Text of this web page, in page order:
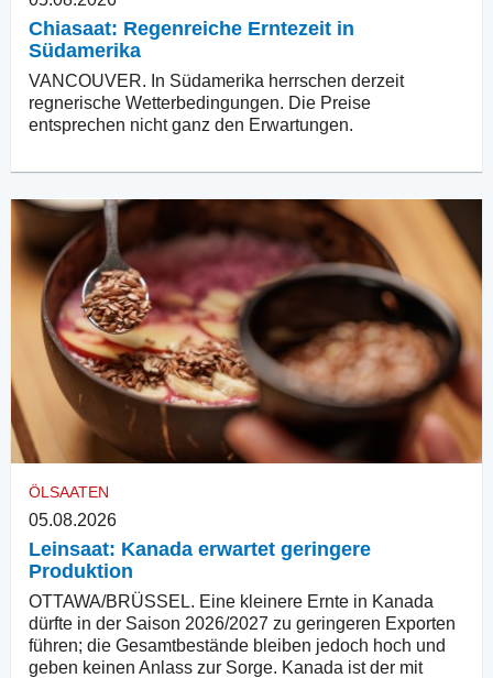
Chiasaat: Regenreiche Erntezeit in
Südamerika
VANCOUVER. In Südamerika herrschen derzeit
regnerische Wetterbedingungen. Die Preise
entsprechen nicht ganz den Erwartungen.
ÖLSAATEN
05.08.2026
Leinsaat: Kanada erwartet geringere
Produktion
OTTAWA/BRÜSSEL. Eine kleinere Ernte in Kanada
dürfte in der Saison 2026/2027 zu geringeren Exporten
führen; die Gesamtbestände bleiben jedoch hoch und
geben keinen Anlass zur Sorge. Kanada ist der mit